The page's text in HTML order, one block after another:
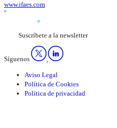
www.ifaes.com
Suscríbete a la newsletter
Síguenos
Aviso Legal
Política de Cookies
Política de privacidad